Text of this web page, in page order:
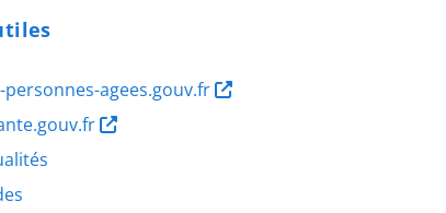
personnes-agees.gouv.fr